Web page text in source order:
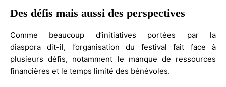
Des défis mais aussi des perspectives
Comme beaucoup d’initiatives portées par la
diaspora dit-il, l’organisation du festival fait face à
plusieurs défis, notamment le manque de ressources
financières et le temps limité des bénévoles.